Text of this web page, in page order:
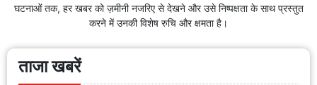
घटनाओं तक, हर खबर को ज़मीनी नजरिए से देखने और उसे निष्पक्षता के साथ प्रस्तुत
करने में उनकी विशेष रुचि और क्षमता है।
ताजा खबरें